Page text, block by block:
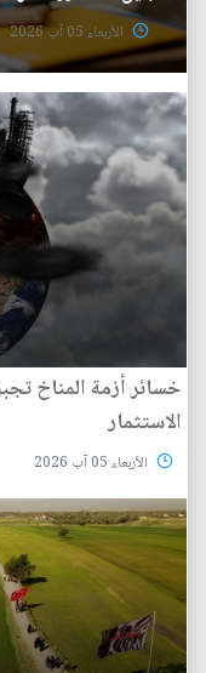
الأربعاء 05 آب 2026
خسائر أزمة المناخ
الاستثمار
الأربعاء 05 آب 2026